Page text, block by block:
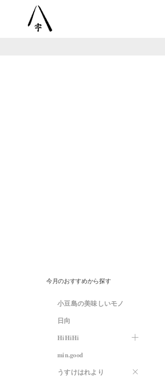
今月のおすすめから探す
小豆島の美味しいモノ
日向
HiHiHi
min.good
うすけはれより